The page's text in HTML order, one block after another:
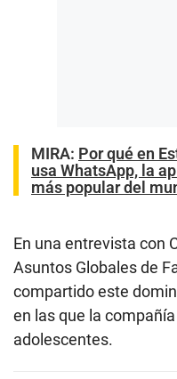
MIRA: Por qué en
usa WhatsApp, la
más popular del
En una entrevista con
Asuntos Globales de
compartido este
en las que la
adolescentes.